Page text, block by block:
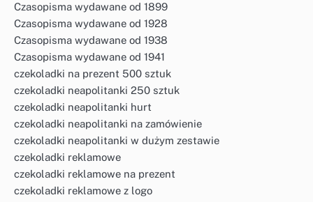
Czasopisma wydawane od 1899
Czasopisma wydawane od 1928
Czasopisma wydawane od 1938
Czasopisma wydawane od 1941
czekoladki na prezent 500 sztuk
czekoladki neapolitanki 250 sztuk
czekoladki neapolitanki hurt
czekoladki neapolitanki na zamówienie
czekoladki neapolitanki w dużym zestawie
czekoladki reklamowe
czekoladki reklamowe na prezent
czekoladki reklamowe z logo